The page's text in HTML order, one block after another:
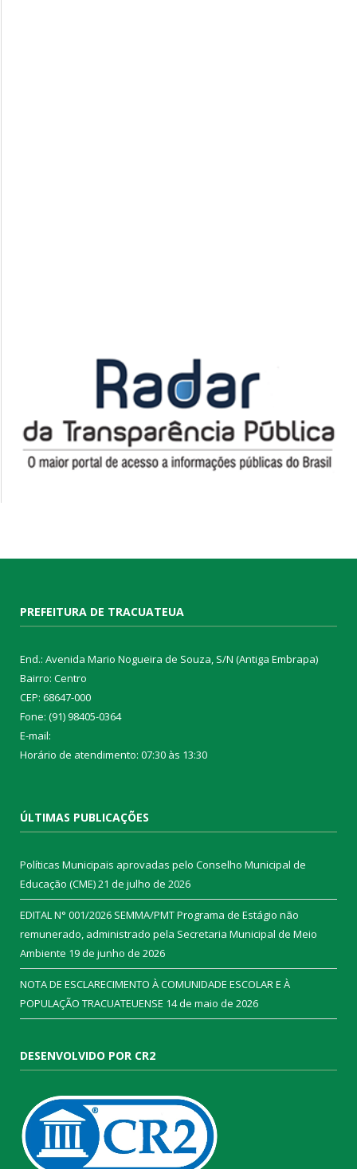
PREFEITURA DE TRACUATEUA
End.: Avenida Mario Nogueira de Souza, S/N (Antiga Embrapa)
Bairro: Centro
CEP: 68647-000
Fone: (91) 98405-0364
E-mail:
Horário de atendimento: 07:30 às 13:30
ÚLTIMAS PUBLICAÇÕES
Políticas Municipais aprovadas pelo Conselho Municipal de
Educação (CME)21 de julho de 2026
EDITAL N° 001/2026 SEMMA/PMT Programa de Estágio não
remunerado, administrado pela Secretaria Municipal de Meio
Ambiente 19 de junho de 2026
NOTA DE ESCLARECIMENTO À COMUNIDADE ESCOLAR E À
POPULAÇÃO TRACUATEUENSE 14 de maio de 2026
DESENVOLVIDO POR CR2